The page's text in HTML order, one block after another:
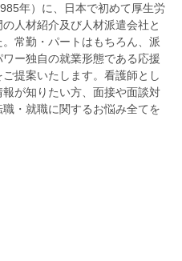
年）に、日本で初めて厚生労
人材紹介及び人材派遣会社と
常勤・パートはもちろん、派
ー独自の就業形態である応援
提案いたします。看護師とし
が知りたい方、面接や面談対
・就職に関するお悩み全てを